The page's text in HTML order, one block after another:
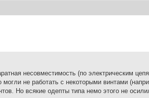
несовместимость (по электрическим
могли не работать с некоторыми винтами
Но всякие одепты типа немо этого не